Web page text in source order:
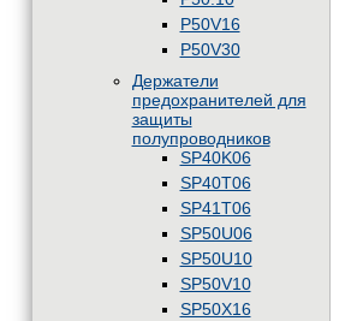
P50V16
P50V30
Держатели
предохранителей для
защиты
полупроводников
SP40K06
SP40T06
SP41T06
SP50U06
SP50U10
SP50V10
SP50X16